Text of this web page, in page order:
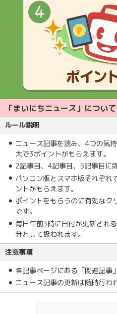
「まいにちニュース」について
ルール説明
ニュース記事を読み、4つの気
大で3ポイントがもらえます。
2記事目、4記事目、5記事目に
パソコン版とスマホ版それぞれ
ントがもらえます。
ポイントをもらうのに有効なク
です。
毎日午前3時に日付が更新され
分として扱われます。
注意事項
各記事ページにある「関連記事
ニュース記事の更新は随時行わ